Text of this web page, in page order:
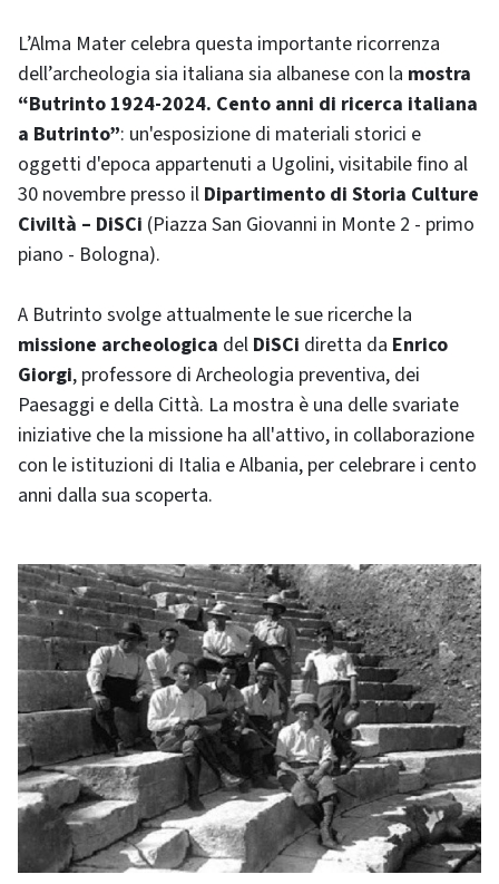
L’Alma Mater celebra questa importante ricorrenza
dell’archeologia sia italiana sia albanese con la mostra
“Butrinto 1924-2024. Cento anni di ricerca italiana
a Butrinto”: un'esposizione di materiali storici e
oggetti d'epoca appartenuti a Ugolini, visitabile fino al
30 novembre presso il Dipartimento di Storia Culture
Civiltà – DiSCi (Piazza San Giovanni in Monte 2 - primo
piano - Bologna).
A Butrinto svolge attualmente le sue ricerche la
missione archeologica del DiSCi diretta da Enrico
Giorgi, professore di Archeologia preventiva, dei
Paesaggi e della Città. La mostra è una delle svariate
iniziative che la missione ha all'attivo, in collaborazione
con le istituzioni di Italia e Albania, per celebrare i cento
anni dalla sua scoperta.